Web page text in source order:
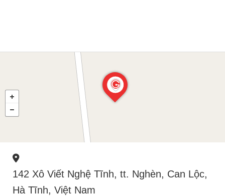
142 Xô Viết Nghệ Tĩnh, tt. Nghèn, Can Lộc,
Hà Tĩnh, Việt Nam